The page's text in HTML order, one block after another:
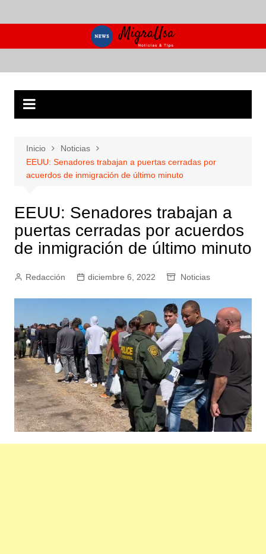
al
Inicio
Noticias
EEUU: Senadores trabajan a puertas cerradas por
acuerdos de inmigración de último minuto
EEUU: Senadores trabajan a
puertas cerradas por acuerdos
de inmigración de último minuto
Redacción diciembre 6, 2022 Noticias